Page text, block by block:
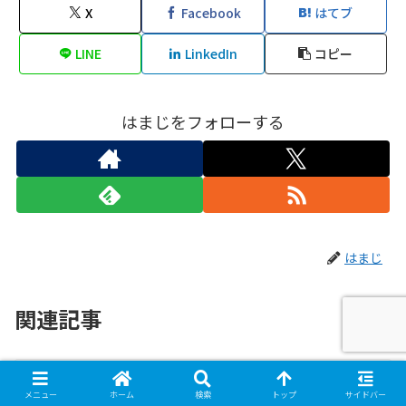
X Facebook はてブ
LINE LinkedIn コピー
はまじをフォローする
はまじ
関連記事
Lingopieの評判と使い方
お気に入りの海外ドラマを字幕なしで見
メニュー ホーム 検索 トップ サイドバー